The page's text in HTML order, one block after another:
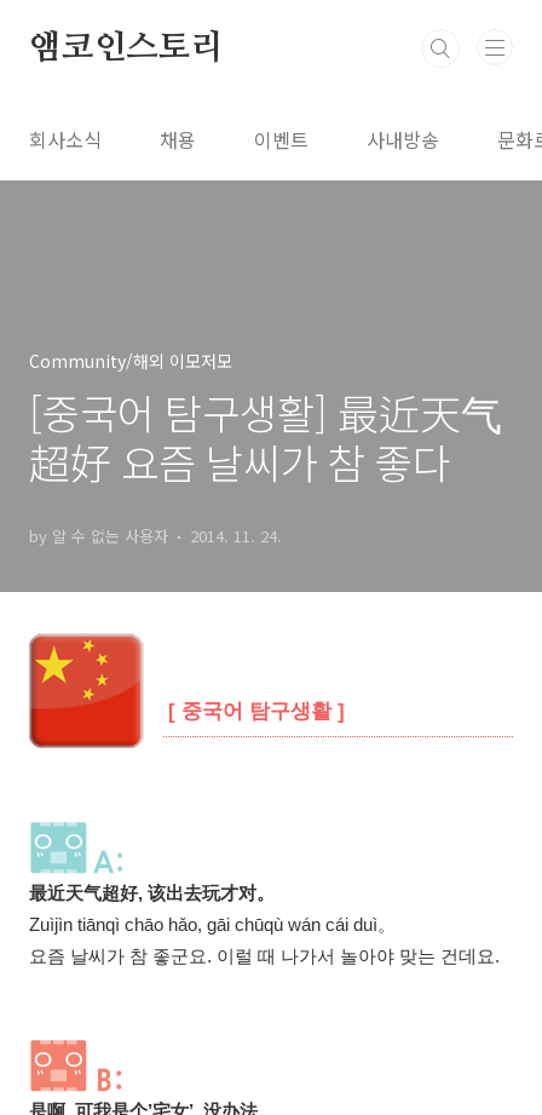
앰코인스토리
회사소식 채용 이벤트 사내방송 문화
Community/해외 이모저모
[중국어 탐구생활] 最近天气
超好 요즘 날씨가 참 좋다
by 알 수 없는 사용자 2014. 11. 24.
[ 중국어 탐구생활 ]
最近天气超好, 该出去玩才对。
Zuìjìn tiānqì chāo hǎo, gāi chūqù wán cái duì。
요즘 날씨가 참 좋군요. 이럴 때 나가서 놀아야 맞는 건데요.
是啊, 可我是个’宅女’, 没办法。